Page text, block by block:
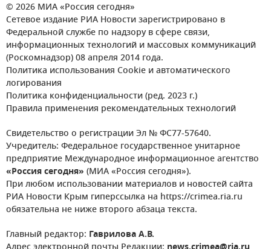
© 2026 МИА «Россия сегодня»
Сетевое издание РИА Новости зарегистрировано в
Федеральной службе по надзору в сфере связи,
информационных технологий и массовых коммуникаций
(Роскомнадзор) 08 апреля 2014 года.
Политика использования Cookie и автоматического
логирования
Политика конфиденциальности (ред. 2023 г.)
Правила применения рекомендательных технологий
Свидетельство о регистрации Эл № ФС77-57640.
Учредитель: Федеральное государственное унитарное
предприятие Международное информационное агентство
«Россия сегодня» (МИА «Россия сегодня»).
При любом использовании материалов и новостей сайта
РИА Новости Крым гиперссылка на https://crimea.ria.ru
обязательна не ниже второго абзаца текста.
Главный редактор: Гаврилова А.В.